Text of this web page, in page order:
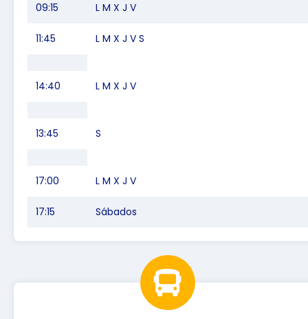
09:15 L M X J V
11:45 L M X J V S
14:40 L M X J V
13:45 S
17:00 L M X J V
17:15 Sábados